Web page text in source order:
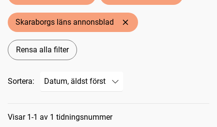
Skaraborgs läns annonsblad
Rensa alla filter
Sortera:
Sökresultat
Visar 1-1 av 1 tidningsnummer